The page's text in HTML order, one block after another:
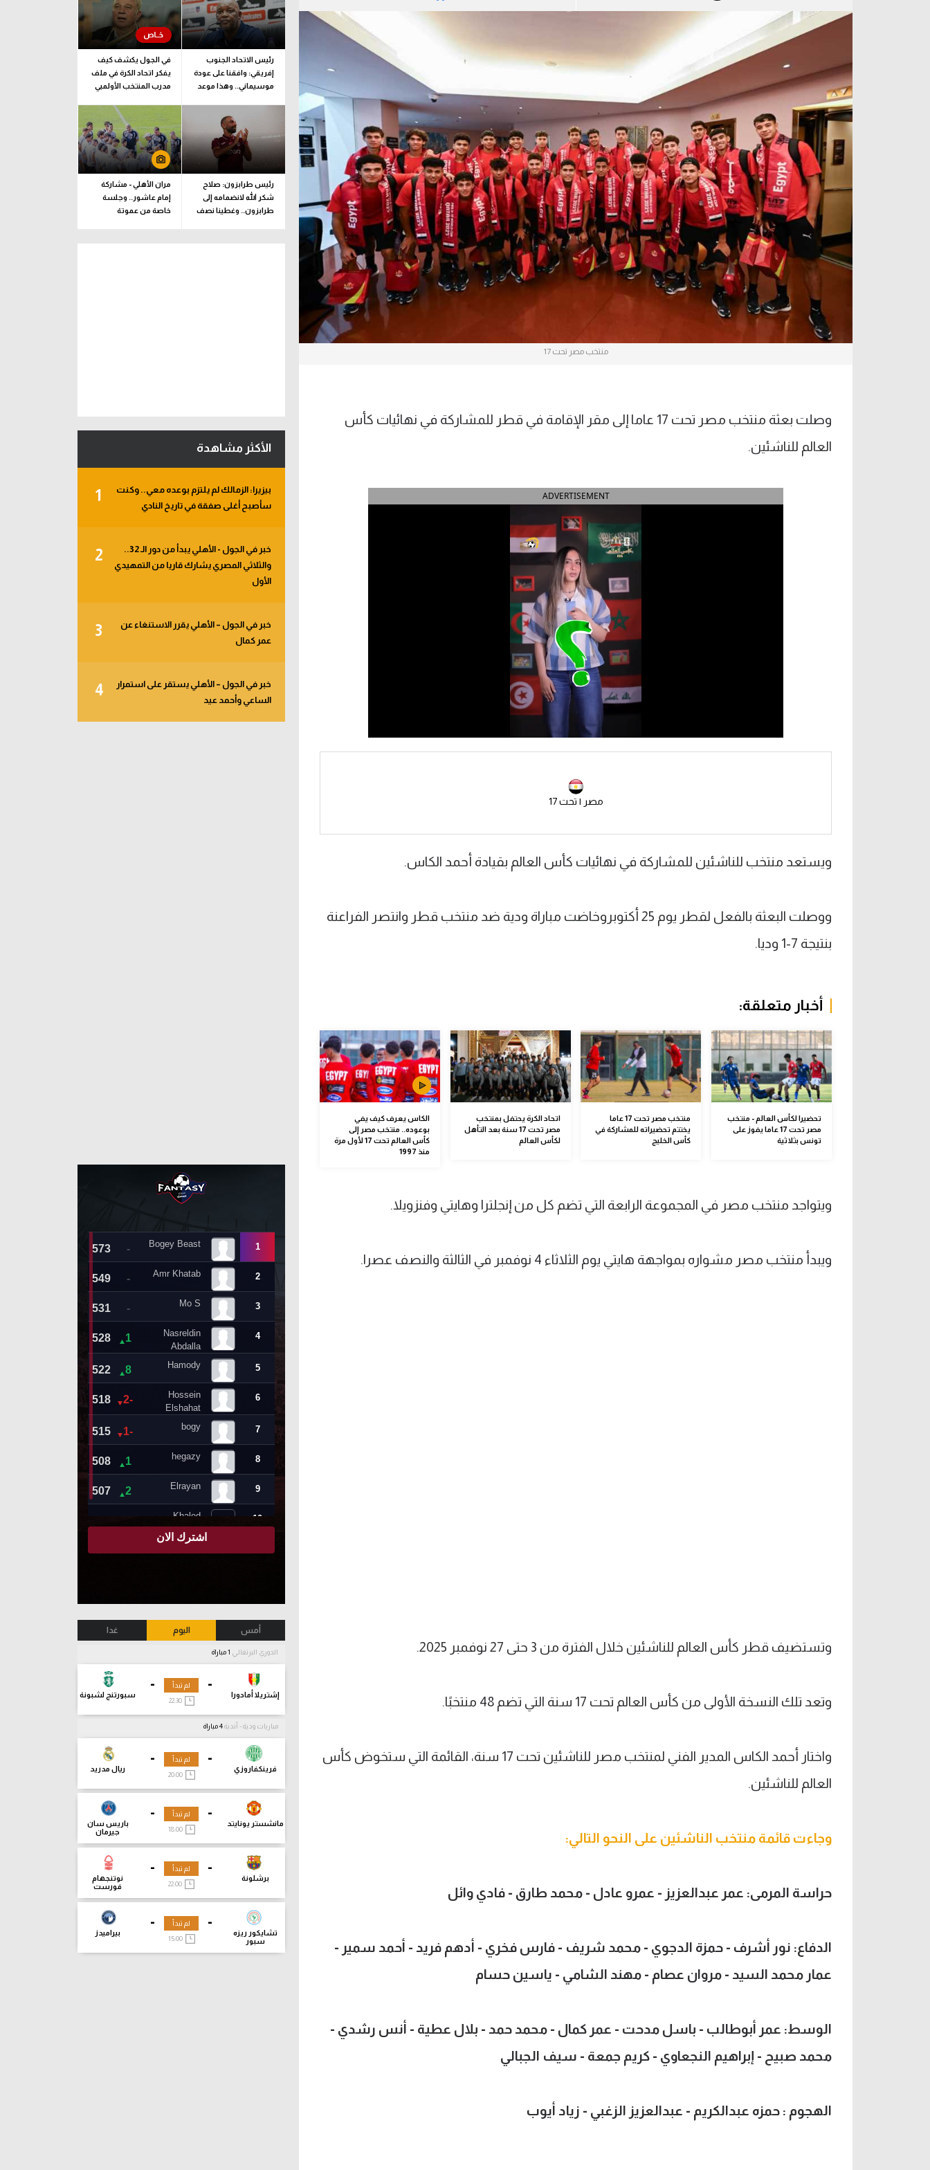
آراء حرة
ركن الألعاب
دوري أبطال أوروبا
كل البطولات
القسم الثاني
أمريكا
منتخب مصر تحت 17
وصلت بعثة منتخب مصر تحت 17 عاما إلى مقر الإقامة في قطر للمشاركة في نهائيات كأس
العالم للناشئين.
ADVERTISEMENT
مصر | تحت 17
ويستعد منتخب للناشئين للمشاركة في نهائيات كأس العالم بقيادة أحمد الكاس.
ووصلت البعثة بالفعل لقطر يوم 25 أكتوبروخاضت مباراة ودية ضد منتخب قطر وانتصر الفراعنة
بنتيجة 7-1 وديا.
أخبار متعلقة:
تحضيرا لكأس العالم - منتخب
مصر تحت 17 عاما يفوز على
تونس بثلاثية
منتخب مصر تحت 17 عاما
يختتم تحضيراته للمشاركة في
كأس الخليج
اتحاد الكرة يحتفل بمنتخب
مصر تحت 17 سنة بعد التأهل
لكأس العالم
الكاس يعرف كيف يفي
بوعوده.. منتخب مصر إلى
كأس العالم تحت 17 لأول مرة
منذ 1997
ويتواجد منتخب مصر في المجموعة الرابعة التي تضم كل من إنجلترا وهايتي وفنزويلا.
ويبدأ منتخب مصر مشواره بمواجهة هايتي يوم الثلاثاء 4 نوفمبر في الثالثة والنصف عصرا.
وتستضيف قطر كأس العالم للناشئين خلال الفترة من 3 حتى 27 نوفمبر 2025.
وتعد تلك النسخة الأولى من كأس العالم تحت 17 سنة التي تضم 48 منتخبًا.
واختار أحمد الكاس المدير الفني لمنتخب مصر للناشئين تحت 17 سنة، القائمة التي ستخوض كأس
العالم للناشئين.
وجاءت قائمة منتخب الناشئين على النحو التالي:
حراسة المرمى: عمر عبدالعزيز - عمرو عادل - محمد طارق - فادي وائل
الدفاع: نور أشرف - حمزة الدجوي - محمد شريف - فارس فخري - أدهم فريد - أحمد سمير -
عمار محمد السيد - مروان عصام - مهند الشامي - ياسين حسام
الوسط: عمر أبوطالب - باسل مدحت - عمر كمال - محمد حمد - بلال عطية - أنس رشدي -
محمد صبيح - إبراهيم النجعاوي - كريم جمعة - سيف الجبالي
الهجوم : حمزه عبدالكريم - عبدالعزيز الزغبي - زياد أيوب
رئيس الاتحاد الجنوب
إفريقي: وافقنا على عودة
موسيماني.. وهذا موعد
في الجول يكشف كيف
يفكر اتحاد الكرة في ملف
مدرب المنتخب الأولمبي
رئيس طرابزون: صلاح
شكر الله لانضمامه إلى
طرابزون.. وغطينا نصف
مران الأهلي - مشاركة
إمام عاشور.. وجلسة
خاصة من عموتة
الأكثر مشاهدة
1
بيزيرا: الزمالك لم يلتزم بوعده معي.. وكنت
سأصبح أغلى صفقة في تاريخ النادي
2
خبر في الجول - الأهلي يبدأ من دور الـ 32..
والثلاثي المصري يشارك قاريا من التمهيدي
الأول
3
خبر في الجول – الأهلي يقرر الاستنغاء عن
عمر كمال
4
خبر في الجول – الأهلي يستقر على استمرار
الساعي وأحمد عيد
أمس اليوم غدا
الدوري البرتغالي
-
إشتريلا أمادورا
-
سبورتنج لشبونة
لم تبدأ
22:30
مباريات ودية - أندية
-
فرينكفاروزي
-
ريال مدريد
لم تبدأ
20:00
-
مانشستر يونايتد
-
باريس سان
جيرمان
لم تبدأ
18:00
-
برشلونة
-
نوتنجهام
فورست
لم تبدأ
-
تشايكور ريزه
سبور
-
بيراميدز
لم تبدأ
15:00